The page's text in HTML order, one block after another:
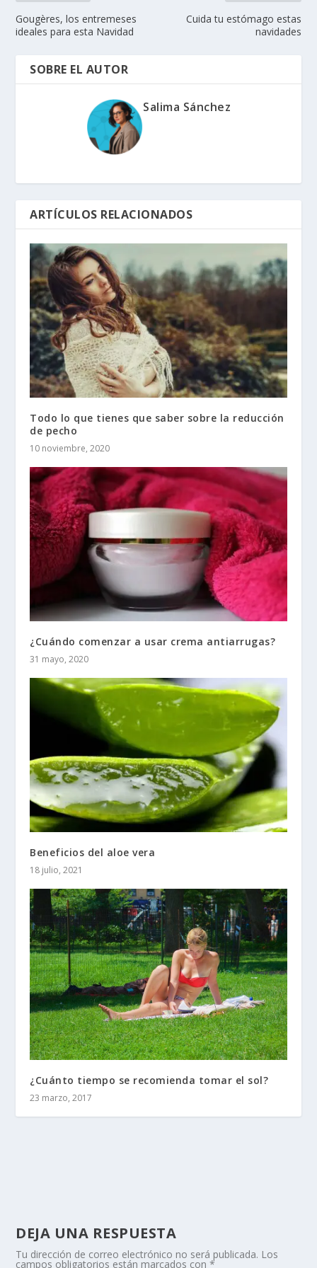
Gougères, los entremeses
ideales para esta Navidad
Cuida tu estómago estas
navidades
SOBRE EL AUTOR
Salima Sánchez
ARTÍCULOS RELACIONADOS
Todo lo que tienes que saber sobre la reducción
de pecho
10 noviembre, 2020
¿Cuándo comenzar a usar crema antiarrugas?
31 mayo, 2020
Beneficios del aloe vera
18 julio, 2021
¿Cuánto tiempo se recomienda tomar el sol?
23 marzo, 2017
DEJA UNA RESPUESTA
Tu dirección de correo electrónico no será publicada. Los
campos obligatorios están marcados con*